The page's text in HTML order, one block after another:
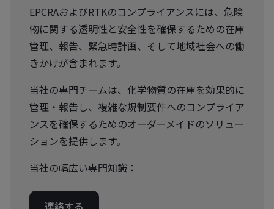
EPCRAおよびRTKのコンプライアンスには、危険
物に関する透明性と安全性を確保するための在庫
管理、報告、緊急時計画、そして地域社会への働
きかけが含まれます。
当社の専門チームは、化学物質の在庫を効果的に
管理・報告し、複雑な規制要件へのコンプライア
ンスを確保するためのオーダーメイドのソリュー
ションを提供します。
当社の幅広い専門知識：
連絡する